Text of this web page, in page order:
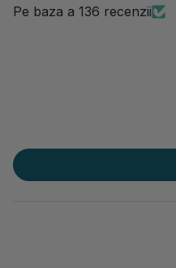
Pe baza a 136 recenzii